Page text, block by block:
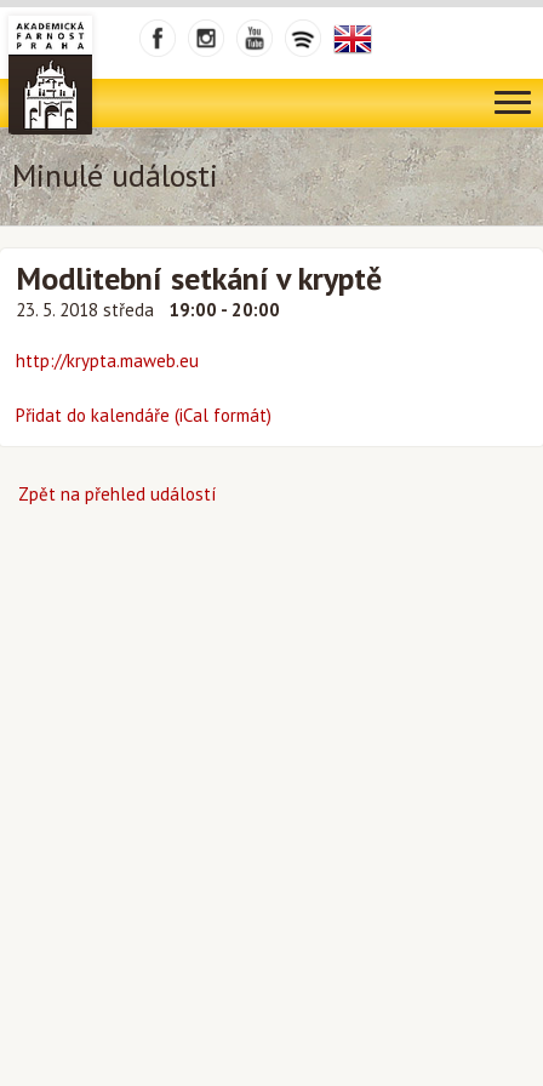
Minulé události
Modlitební setkání v kryptě
23. 5. 2018 středa 19:00 - 20:00
http://krypta.maweb.eu
Přidat do kalendáře (iCal formát)
Zpět na přehled událostí